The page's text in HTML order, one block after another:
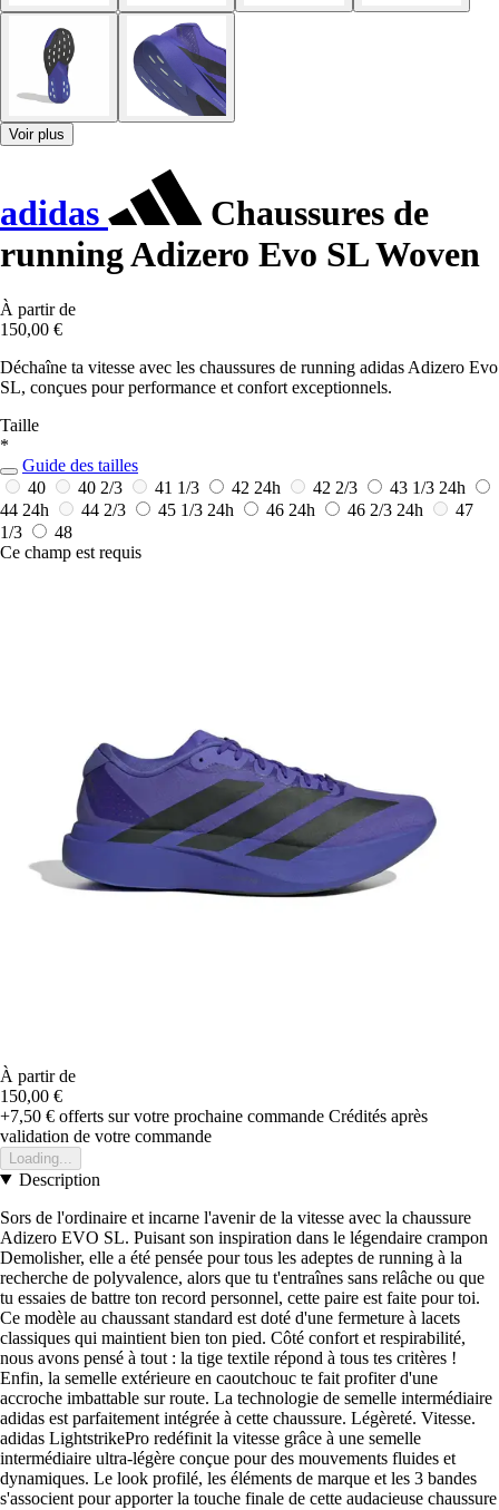
Voir plus
adidas
Chaussures de
running Adizero Evo SL Woven
À partir de
150,00 €
Déchaîne ta vitesse avec les chaussures de running adidas Adizero Evo
SL, conçues pour performance et confort exceptionnels.
Taille
*
Guide des tailles
40
40 2/3 41 1/3 42 24h 42 2/3 43 1/3 24h
44 24h 44 2/3 45 1/3 24h 46 24h 46 2/3 24h
47
1/3
48
Ce champ est requis
À partir de
150,00 €
+7,50 € offerts sur votre prochaine commande Crédités après
validation de votre commande
Loading...
Description
Sors de l'ordinaire et incarne l'avenir de la vitesse avec la chaussure
Adizero EVO SL. Puisant son inspiration dans le légendaire crampon
Demolisher, elle a été pensée pour tous les adeptes de running à la
recherche de polyvalence, alors que tu t'entraînes sans relâche ou que
tu essaies de battre ton record personnel, cette paire est faite pour toi.
Ce modèle au chaussant standard est doté d'une fermeture à lacets
classiques qui maintient bien ton pied. Côté confort et respirabilité,
nous avons pensé à tout : la tige textile répond à tous tes critères !
Enfin, la semelle extérieure en caoutchouc te fait profiter d'une
accroche imbattable sur route. La technologie de semelle intermédiaire
adidas est parfaitement intégrée à cette chaussure. Légèreté. Vitesse.
adidas LightstrikePro redéfinit la vitesse grâce à une semelle
intermédiaire ultra-légère conçue pour des mouvements fluides et
dynamiques. Le look profilé, les éléments de marque et les 3 bandes
s'associent pour apporter la touche finale de cette audacieuse chaussure